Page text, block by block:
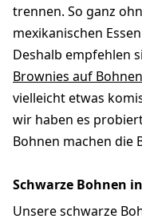
trennen. So ganz
mexikanischen
Deshalb empfehlen
Brownies auf
vielleicht etwas
wir haben es
Bohnen machen die
Schwarze Bohnen
Unsere schwarze